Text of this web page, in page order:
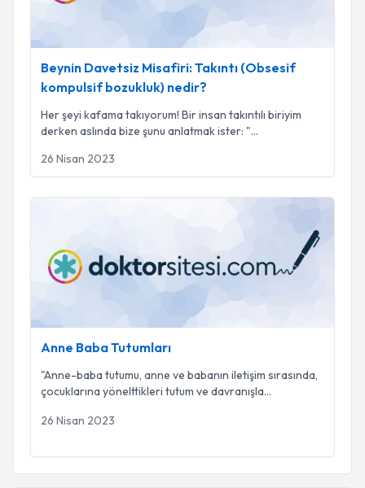
Beynin Davetsiz Misafiri: Takıntı (Obsesif
kompulsif bozukluk) nedir?
Her şeyi kafama takıyorum! Bir insan takıntılı biriyim
derken aslında bize şunu anlatmak ister: "...
26 Nisan 2023
Anne Baba Tutumları
"Anne-baba tutumu, anne ve babanın iletişim sırasında,
çocuklarına yönelttikleri tutum ve davranışla...
26 Nisan 2023